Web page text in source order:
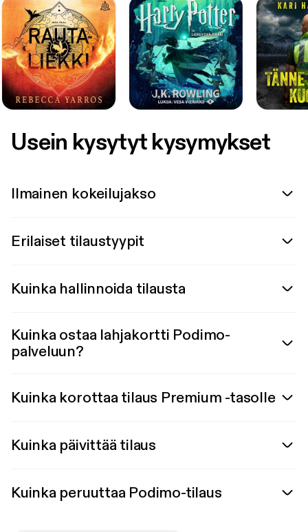
Usein kysytyt kysymykset
Ilmainen kokeilujakso
Erilaiset tilaustyypit
Kuinka hallinnoida tilausta
Kuinka ostaa lahjakortti Podimo-
palveluun?
Kuinka korottaa tilaus Premium -tasolle
Kuinka päivittää tilaus
Kuinka peruuttaa Podimo-tilaus